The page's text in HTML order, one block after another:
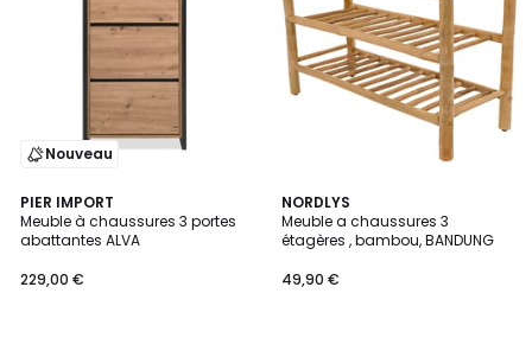
Nouveau
PIER IMPORT
Meuble à chaussures 3 portes
abattantes ALVA
229,00 €
2
Couleurs
NORDLYS
Meuble a chaussures 3
étagères , bambou, BANDUNG
49,90 €